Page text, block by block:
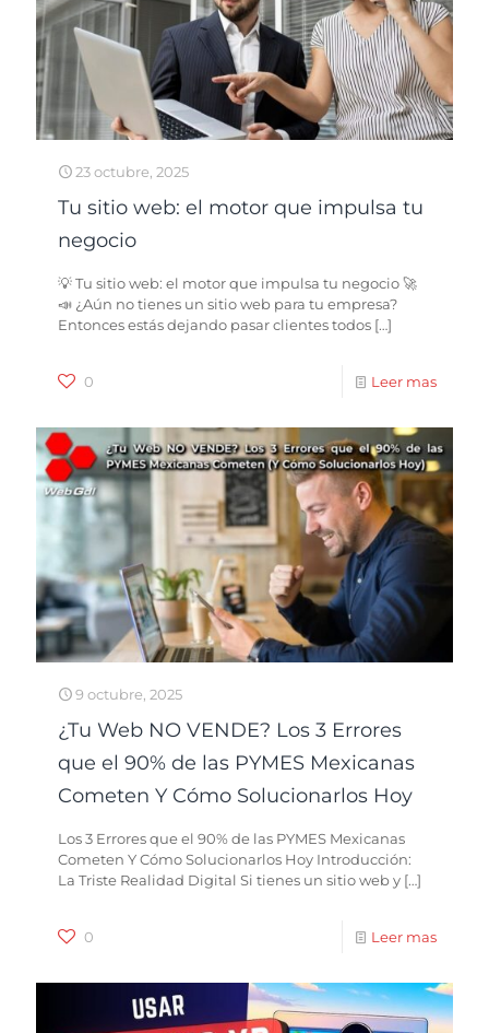
23 octubre, 2025
Tu sitio web: el motor que impulsa tu
negocio
💡 Tu sitio web: el motor que impulsa tu negocio 🚀
📣 ¿Aún no tienes un sitio web para tu empresa?
Entonces estás dejando pasar clientes todos […]
0 Leer mas
9 octubre, 2025
¿Tu Web NO VENDE? Los 3 Errores
que el 90% de las PYMES Mexicanas
Cometen Y Cómo Solucionarlos Hoy
Los 3 Errores que el 90% de las PYMES Mexicanas
Cometen Y Cómo Solucionarlos Hoy Introducción:
La Triste Realidad Digital Si tienes un sitio web y […]
0 Leer mas